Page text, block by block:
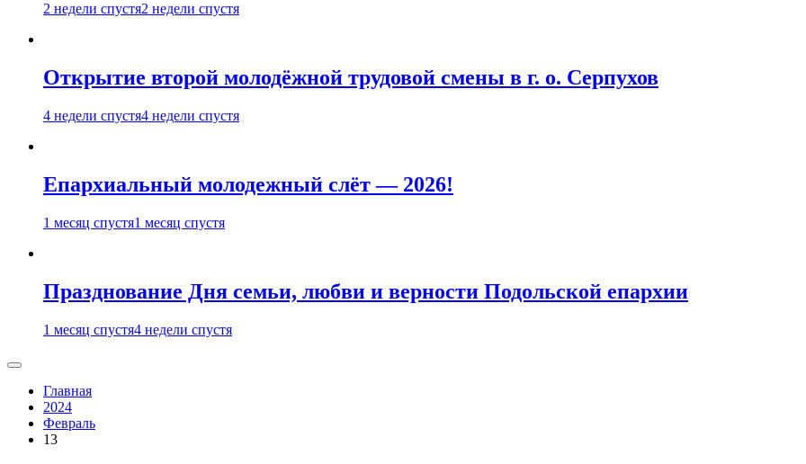
2 недели спустя2 недели спустя
Открытие второй молодёжной трудовой смены в г. о. Серпухов
4 недели спустя4 недели спустя
Епархиальный молодежный слёт — 2026!
1 месяц спустя1 месяц спустя
Празднование Дня семьи, любви и верности Подольской епархии
1 месяц спустя4 недели спустя
Главная
2024
Февраль
13